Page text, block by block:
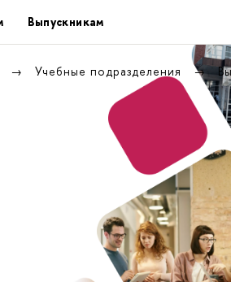
Выпускникам
Учебные подразделения